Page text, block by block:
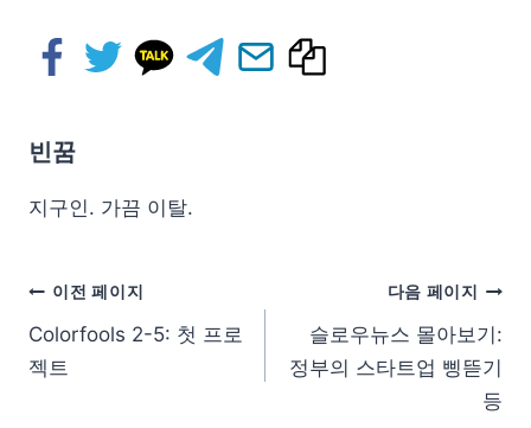
빈꿈
지구인. 가끔 이탈.
이전 페이지
Colorfools 2-5: 첫 프로
젝트
다음 페이지
슬로우뉴스 몰아보기:
정부의 스타트업 삥뜯기
등